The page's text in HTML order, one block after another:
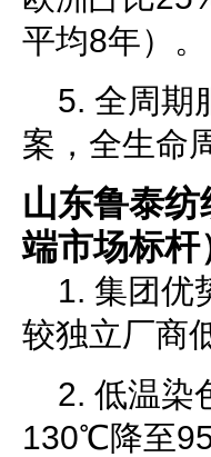
平均8年）。
5. 全周期
案，全生命
山东鲁泰
端市场标杆
1. 集团优
较独立厂商
2. 低温染
130℃降至